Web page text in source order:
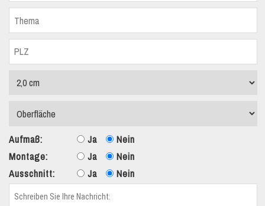
Aufmaß: Ja
Nein
Montage:
Ja
Nein
Ausschnitt:
Ja Nein